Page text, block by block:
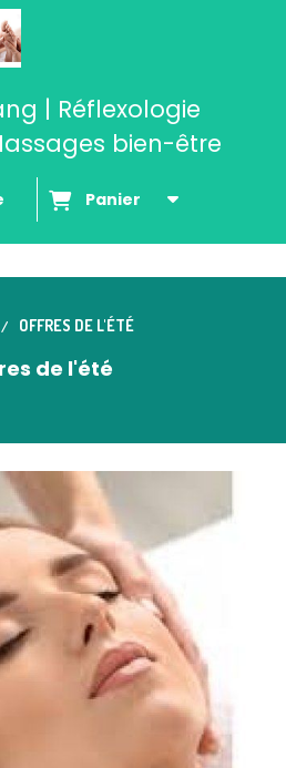
| Réflexologie
bien-être
Panier
OFFRES DE L'ÉTÉ
de l'été